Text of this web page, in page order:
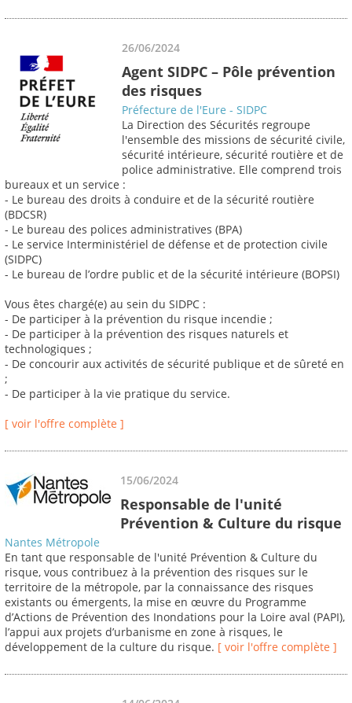
26/06/2024
Agent SIDPC – Pôle prévention
des risques
Préfecture de l'Eure - SIDPC
La Direction des Sécurités regroupe
l'ensemble des missions de sécurité civile,
sécurité intérieure, sécurité routière et de
police administrative. Elle comprend trois
bureaux et un service :
- Le bureau des droits à conduire et de la sécurité routière
(BDCSR)
- Le bureau des polices administratives (BPA)
- Le service Interministériel de défense et de protection civile
(SIDPC)
- Le bureau de l’ordre public et de la sécurité intérieure (BOPSI)
Vous êtes chargé(e) au sein du SIDPC :
- De participer à la prévention du risque incendie ;
- De participer à la prévention des risques naturels et
technologiques ;
- De concourir aux activités de sécurité publique et de sûreté en
;
- De participer à la vie pratique du service.
[ voir l'offre complète ]
15/06/2024
Responsable de l'unité
Prévention & Culture du risque
Nantes Métropole
En tant que responsable de l'unité Prévention & Culture du
risque, vous contribuez à la prévention des risques sur le
territoire de la métropole, par la connaissance des risques
existants ou émergents, la mise en œuvre du Programme
d’Actions de Prévention des Inondations pour la Loire aval (PAPI),
l’appui aux projets d’urbanisme en zone à risques, le
développement de la culture du risque. [ voir l'offre complète ]